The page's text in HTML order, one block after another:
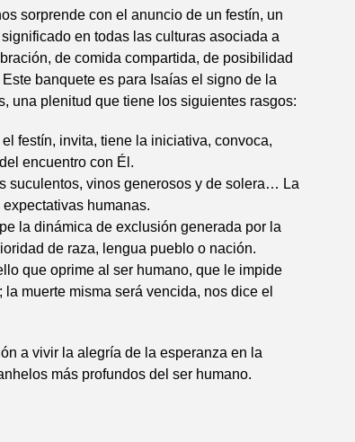
sorprende con el anuncio de un festín, un
en todas las culturas asociada a
de comida compartida, de posibilidad
banquete es para Isaías el signo de la
una plenitud que tiene los siguientes rasgos:
festín, invita, tiene la iniciativa, convoca,
encuentro con Él.
suculentos, vinos generosos y de solera… La
humanas.
la dinámica de exclusión generada por la
de raza, lengua pueblo o nación.
que oprime al ser humano, que le impide
muerte misma será vencida, nos dice el
a vivir la alegría de la esperanza en la
más profundos del ser humano.